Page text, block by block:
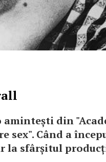
amintești din
sex". Când a
la sfârșitul